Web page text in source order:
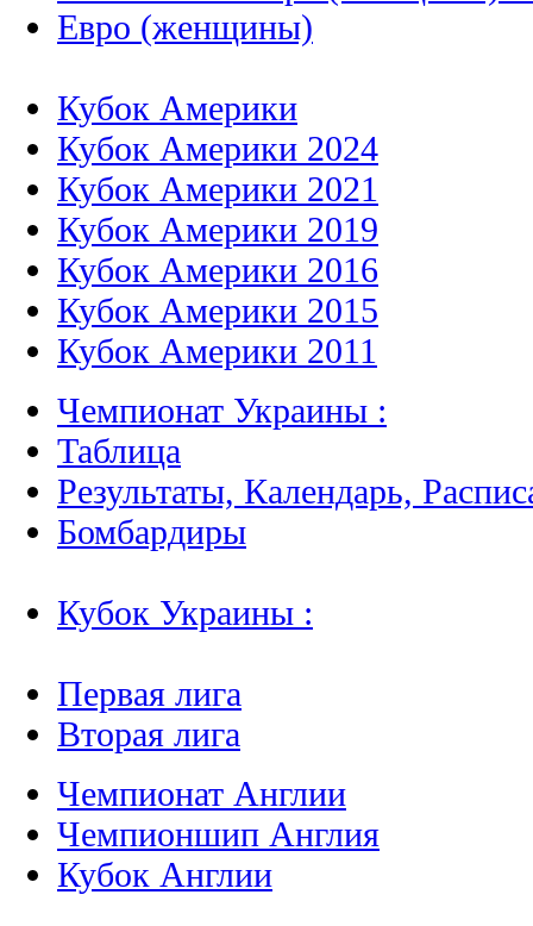
Евро (женщины)
Кубок Америки
Кубок Америки 2024
Кубок Америки 2021
Кубок Америки 2019
Кубок Америки 2016
Кубок Америки 2015
Кубок Америки 2011
Чемпионат Украины :
Таблица
Результаты, Календарь,
Бомбардиры
Кубок Украины :
Первая лига
Вторая лига
Чемпионат Англии
Чемпионшип Англия
Кубок Англии